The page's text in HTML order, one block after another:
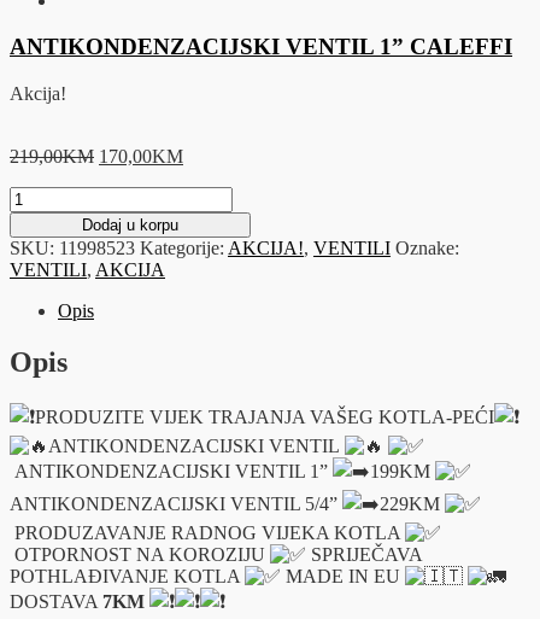
ANTIKONDENZACIJSKI VENTIL 1” CALEFFI
Akcija!
219,00KM Original
219,00KM.
170,00KMCurrent
170,00KM.
ANTIKONDENZACIJSKI
VENTIL
1"
CALEFFI
količina
Dodaj u korpu
SKU: 11998523 Kategorije: AKCIJA!, VENTILI Oznake:
VENTILI, AKCIJA
Opis
Opis
PRODUZITE VIJEK TRAJANJA VAŠEG KOTLA-PEĆI
ANTIKONDENZACIJSKI VENTIL
ANTIKONDENZACIJSKI VENTIL 1”
199KM
ANTIKONDENZACIJSKI VENTIL 5/4”
229KM
PRODUZAVANJE RADNOG VIJEKA KOTLA
OTPORNOST NA KOROZIJU
SPRIJEČAVA
POTHLAĐIVANJE KOTLA
MADE IN EU
DOSTAVA 7KM